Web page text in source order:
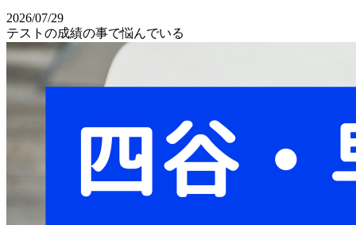
2026/07/29
テストの成績の事で悩んでいる